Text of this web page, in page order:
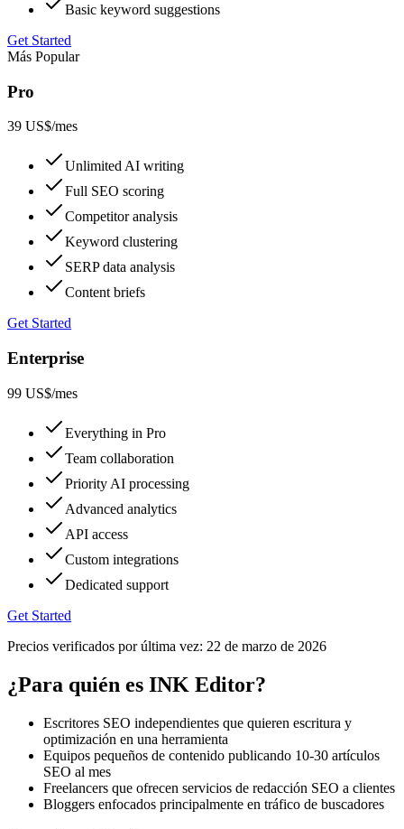
Basic keyword suggestions
Get Started
Más Popular
Pro
39 US$/mes
Unlimited AI writing
Full SEO scoring
Competitor analysis
Keyword clustering
SERP data analysis
Content briefs
Get Started
Enterprise
99 US$/mes
Everything in Pro
Team collaboration
Priority AI processing
Advanced analytics
API access
Custom integrations
Dedicated support
Get Started
Precios verificados por última vez: 22 de marzo de 2026
¿Para quién es INK Editor?
Escritores SEO independientes que quieren escritura y
optimización en una herramienta
Equipos pequeños de contenido publicando 10-30 artículos
SEO al mes
Freelancers que ofrecen servicios de redacción SEO a clientes
Bloggers enfocados principalmente en tráfico de buscadores